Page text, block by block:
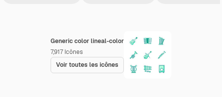
Generic color lineal-color
7,917 Icônes
Voir toutes les icônes